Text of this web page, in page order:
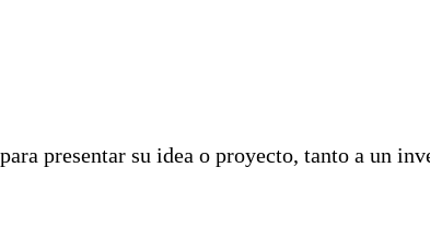
presentar su idea o proyecto, tanto a un